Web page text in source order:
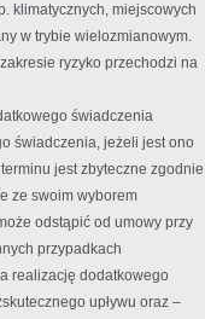
klimatycznych, miejscowych
w trybie wielozmianowym.
ryzyko przechodzi na
świadczenia
świadczenia, jeżeli jest ono
jest zbyteczne zgodnie
ze swoim wyborem
odstąpić od umowy przy
przypadkach
realizację dodatkowego
upływu oraz –